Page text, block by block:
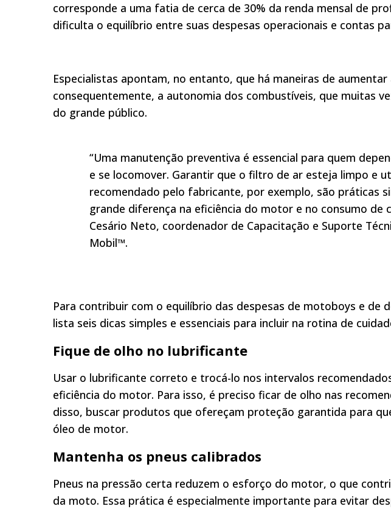
corresponde a uma fatia de cerca de 30% da renda mensal de
dificulta o equilíbrio entre suas despesas operacionais e contas
Especialistas apontam, no entanto, que há maneiras de
consequentemente, a autonomia dos combustíveis, que muitas
do grande público.
“Uma manutenção preventiva é essencial para quem
e se locomover. Garantir que o filtro de ar esteja limpo e
recomendado pelo fabricante, por exemplo, são práticas
grande diferença na eficiência do motor e no consumo de
Cesário Neto, coordenador de Capacitação e Suporte
Mobil™.
Para contribuir com o equilíbrio das despesas de motoboys e de
lista seis dicas simples e essenciais para incluir na rotina de
Fique de olho no lubrificante
Usar o lubrificante correto e trocá-lo nos intervalos
eficiência do motor. Para isso, é preciso ficar de olho nas
disso, buscar produtos que ofereçam proteção garantida para
óleo de motor.
Mantenha os pneus calibrados
Pneus na pressão certa reduzem o esforço do motor, o que
da moto. Essa prática é especialmente importante para evitar